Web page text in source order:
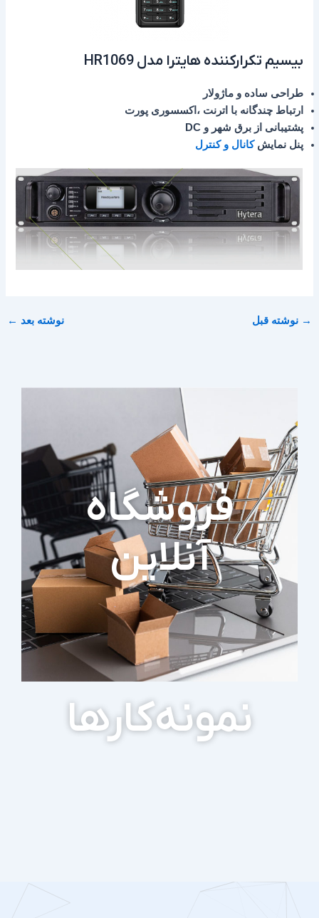
بیسیم تکرارکننده هایترا مدل HR1069
طراحی ساده و ماژولار
ارتباط چندگانه با اترنت ،اکسسوری پورت
پشتیبانی از برق شهر و DC
پنل نمایشکانال و کنترل
→ نوشته قبل نوشته بعد ←
فروشگاه
آنلاین
نمونه‌کارها